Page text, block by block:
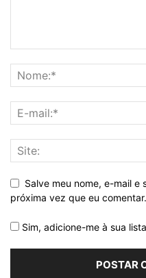
Salve meu nome, e-mail e
próxima vez que eu comentar.
Sim, adicione-me à sua